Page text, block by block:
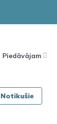
Piedāvājam
Notikušie